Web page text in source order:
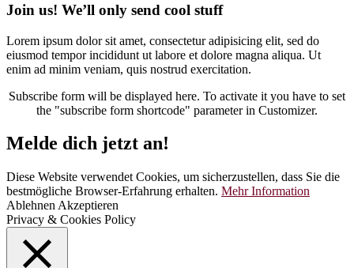
Join us! We’ll only send cool stuff
Lorem ipsum dolor sit amet, consectetur adipisicing elit, sed do
eiusmod tempor incididunt ut labore et dolore magna aliqua. Ut
enim ad minim veniam, quis nostrud exercitation.
Subscribe form will be displayed here. To activate it you have to set
the "subscribe form shortcode" parameter in Customizer.
Melde dich jetzt an!
Diese Website verwendet Cookies, um sicherzustellen, dass Sie die
bestmögliche Browser-Erfahrung erhalten. Mehr Information
Ablehnen Akzeptieren
Privacy & Cookies Policy